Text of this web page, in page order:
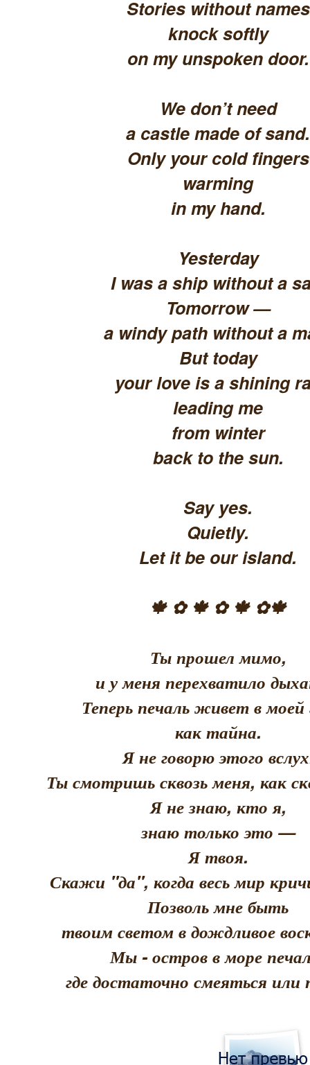
Stories without names
knock softly
on my unspoken door.
We don’t need
a castle made of sand.
Only your cold fingers
warming
in my hand.
Yesterday
I was a ship without a
Tomorrow —
a windy path without a
But today
your love is a shining
leading me
from winter
back to the sun.
Say yes.
Quietly.
Let it be our island.
🍁 ✿ 🍁 ✿ 🍁 ✿🍁
Ты прошел мимо,
и у меня перехватило
Теперь печаль живет в моей
как тайна.
Я не говорю этого
Ты смотришь сквозь меня, как
Я не знаю, кто я,
знаю только это —
Я твоя.
Скажи "да", когда весь мир
Позволь мне быть
твоим светом в дождливое
Мы - остров в море
где достаточно смеяться или